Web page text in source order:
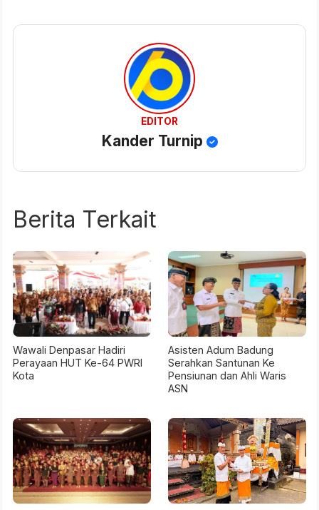
EDITOR
Kander Turnip
Berita Terkait
Wawali Denpasar Hadiri
Perayaan HUT Ke-64 PWRI
Kota
Asisten Adum Badung
Serahkan Santunan Ke
Pensiunan dan Ahli Waris
ASN